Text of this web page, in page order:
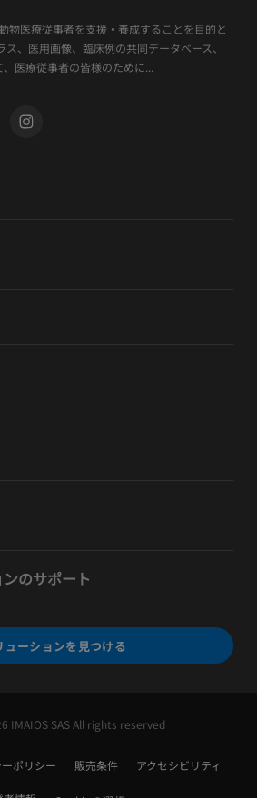
物医療従事者を支援・養成することを目的と
ス、医用画像、臨床例の共同データベース、
医療従事者の皆様のために...
のサポート
ューションを見つける
IMAIOS SAS All rights reserved
ポリシー 販売条件 アクセシビリティ